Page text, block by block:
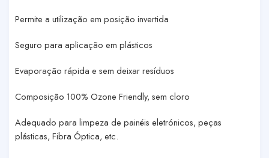
Permite a utilização em posição invertida
Seguro para aplicação em plásticos
Evaporação rápida e sem deixar resíduos
Composição 100% Ozone Friendly, sem cloro
Adequado para limpeza de painéis eletrónicos, peças
plásticas, Fibra Óptica, etc.